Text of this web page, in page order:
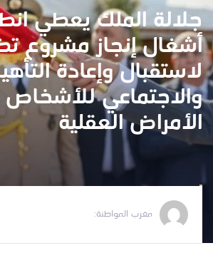
جلالة الملك يعطي
أشغال إنجاز مشروع
لاستقبال وإعادة
والاجتماعي
الأمراض العقلية
مغرب المواطنة: